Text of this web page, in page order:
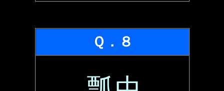
Ｑ．８